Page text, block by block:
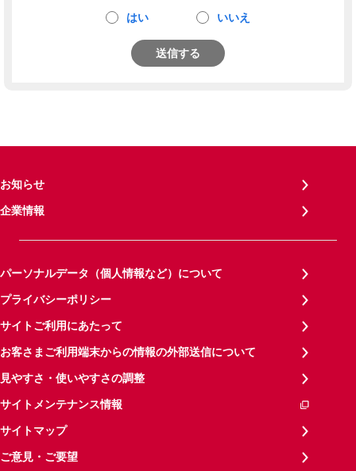
はい いいえ
送信する
お知らせ
企業情報
パーソナルデータ（個人情報など）について
プライバシーポリシー
サイトご利用にあたって
お客さまご利用端末からの情報の外部送信について
見やすさ・使いやすさの調整
サイトメンテナンス情報
サイトマップ
ご意見・ご要望